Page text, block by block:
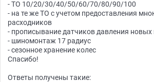
- ТО 10/20/30/40/50/60/70/80/90/100
- на те же ТО с учетом предоставления
расходников
- прописывание датчиков давления новых
- шиномонтаж 17 радиус
- сезонное хранение колес
Спасибо!
Ответы получены такие: